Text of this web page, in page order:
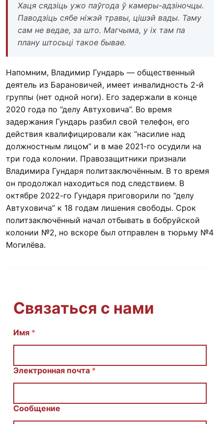
Хаця сядзіць ужо паўгода ў камеры-адзіночцы.
Паводзіць сябе ніжэй травы, цішэй вады. Таму
сам не ведае, за што. Магчыма, у іх там па
плану штосьці такое бывае.
Напомним, Владимир Гундарь — общественный
деятель из Барановичей, имеет инвалидность 2-й
группы (нет одной ноги). Его задержали в конце
2020 года по “делу Автуховича”. Во время
задержания Гундарь разбил свой телефон, его
действия квалифицировали как “насилие над
должностным лицом” и в мае 2021-го осудили на
три года колонии. Правозащитники признали
Владимира Гундаря политзаключённым. В то время
он продолжал находиться под следствием. В
октябре 2022-го Гундаря приговорили по “делу
Автуховича” к 18 годам лишения свободы. Срок
политзаключённый начал отбывать в бобруйской
колонии №2, но вскоре был отправлен в тюрьму №4
Могилёва.
Связаться с нами
Имя *
Электронная почта *
С
щ
е
Сообщение